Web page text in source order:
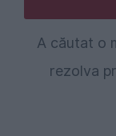
A căutat o
rezolva